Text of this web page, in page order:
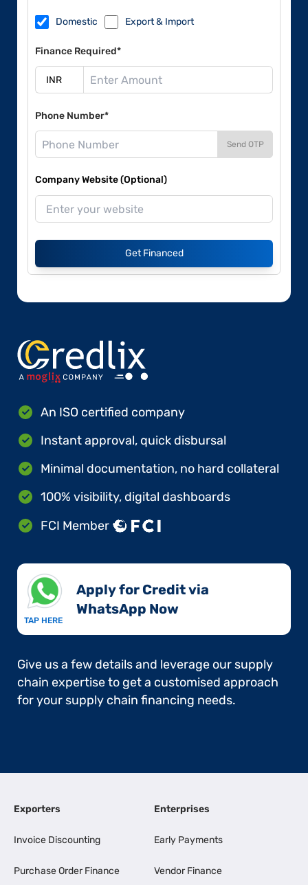
Domestic Export & Import
Finance Required*
Phone Number*
Send OTP
Company Website (Optional)
Get Financed
An ISO certified company
Instant approval, quick disbursal
Minimal documentation, no hard collateral
100% visibility, digital dashboards
FCI Member
TAP HERE
Apply for Credit via
WhatsApp Now​
Give us a few details and leverage our supply
chain expertise to get a customised approach
for your supply chain financing needs.
Exporters
Invoice Discounting
Purchase Order Finance
Enterprises
Early Payments
Vendor Finance